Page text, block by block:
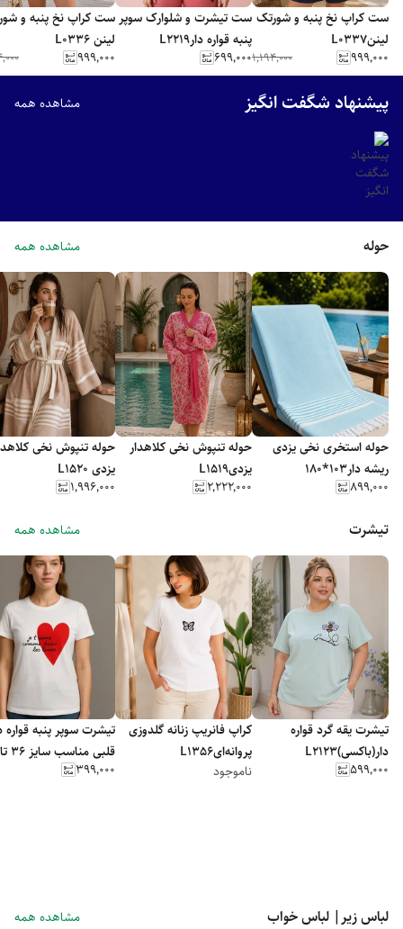
ست کراپ نخ پنبه و شورتک
لیننL0337
۹۹۹٬۰۰۰
۱٬۱۹۴٬۰۰۰
ست تیشرت و شلوارک سوپر
پنبه قواره دارL2219
۶۹۹٬۰۰۰
ست کراپ نخ
لینن L0336
۹۹۹٬۰۰۰
پیشنهاد شگفت انگیز مشاهده همه
حوله مشاهده همه
حوله استخری نخی یزدی
ریشه دار103*180
۸۹۹٬۰۰۰
حوله تنپوش نخی کلاهدار
یزدیL1519
۲٬۲۲۲٬۰۰۰
حوله تنپوش نخی
یزدی L1520
۱٬۹۹۶٬۰۰۰
تیشرت مشاهده همه
تیشرت یقه گرد قواره
دار(باکسی)L2123
۵۹۹٬۰۰۰
کراپ فانریپ زنانه گلدوزی
پروانه‌ایL1356
ناموجود
تیشرت سوپر پنبه قواره
قلبی مناسب سایز ۳۶ تا ۴۴
۳۹۹٬۰۰۰
لباس زیر| لباس خواب مشاهده همه